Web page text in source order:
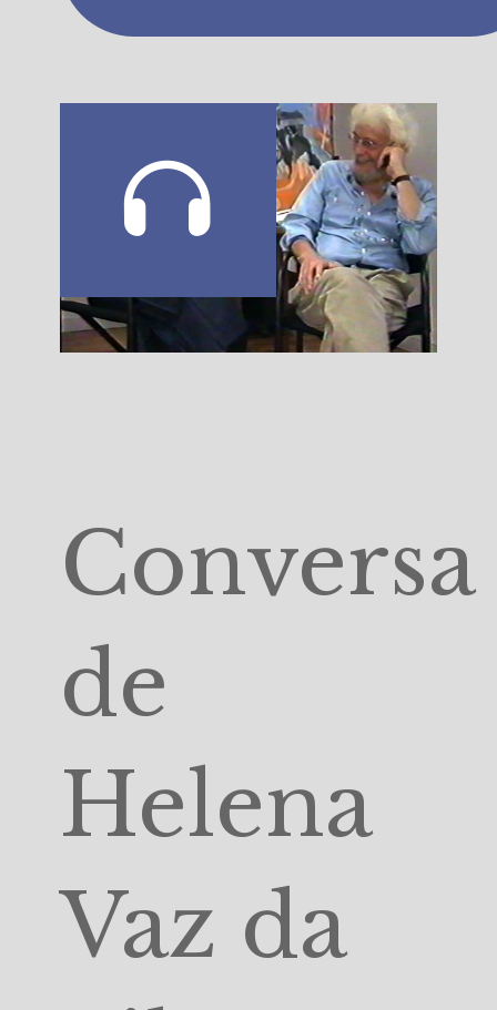
Conversa
de
Helena
Vaz da